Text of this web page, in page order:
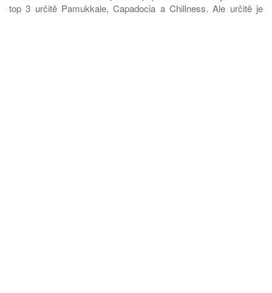
top 3 určitě Pamukkale, Capadocia a Chillness. Ale určitě je